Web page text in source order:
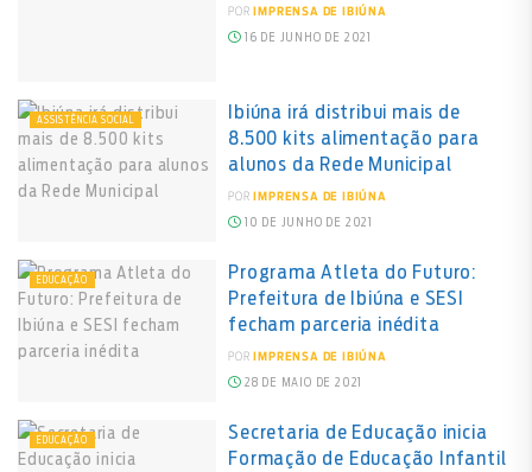
POR IMPRENSA DE IBIÚNA
16 DE JUNHO DE 2021
ASSISTÊNCIA SOCIAL
Ibiúna irá distribui mais de
8.500 kits alimentação para
alunos da Rede Municipal
POR IMPRENSA DE IBIÚNA
10 DE JUNHO DE 2021
EDUCAÇÃO
Programa Atleta do Futuro:
Prefeitura de Ibiúna e SESI
fecham parceria inédita
POR IMPRENSA DE IBIÚNA
28 DE MAIO DE 2021
EDUCAÇÃO
Secretaria de Educação inicia
Formação de Educação Infantil